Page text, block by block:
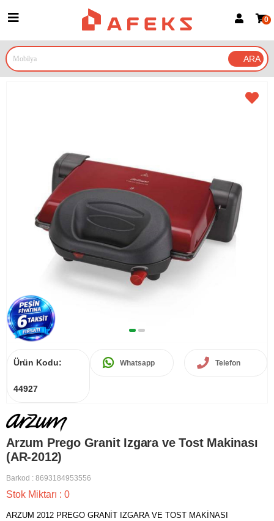
Google İle Bağlan
0
Ürün Kodu:
44927
Whatsapp Telefon
Arzum Prego Granit Izgara ve Tost Makinası
(AR-2012)
Barkod : 8693184953556
Stok Miktarı : 0
ARZUM 2012 PREGO GRANİT IZGARA VE TOST MAKİNASI